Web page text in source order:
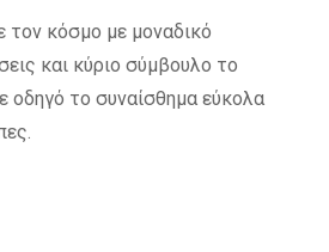
τον κόσμο με μοναδικό
και κύριο σύμβουλο το
οδηγό το συναίσθημα εύκολα